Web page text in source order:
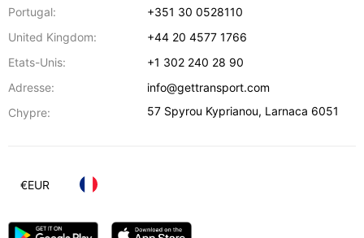
Portugal:
+351 30 0528110
United Kingdom:
+44 20 4577 1766
Etats-Unis:
+1 302 240 28 90
Adresse:
info@gettransport.com
Chypre:
57 Spyrou Kyprianou, Larnaca 6051
€EUR